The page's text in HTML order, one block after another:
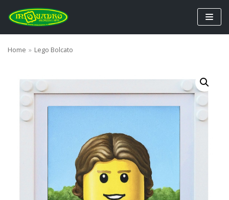
Vai
al
contenuto
Home » Lego Bolcato